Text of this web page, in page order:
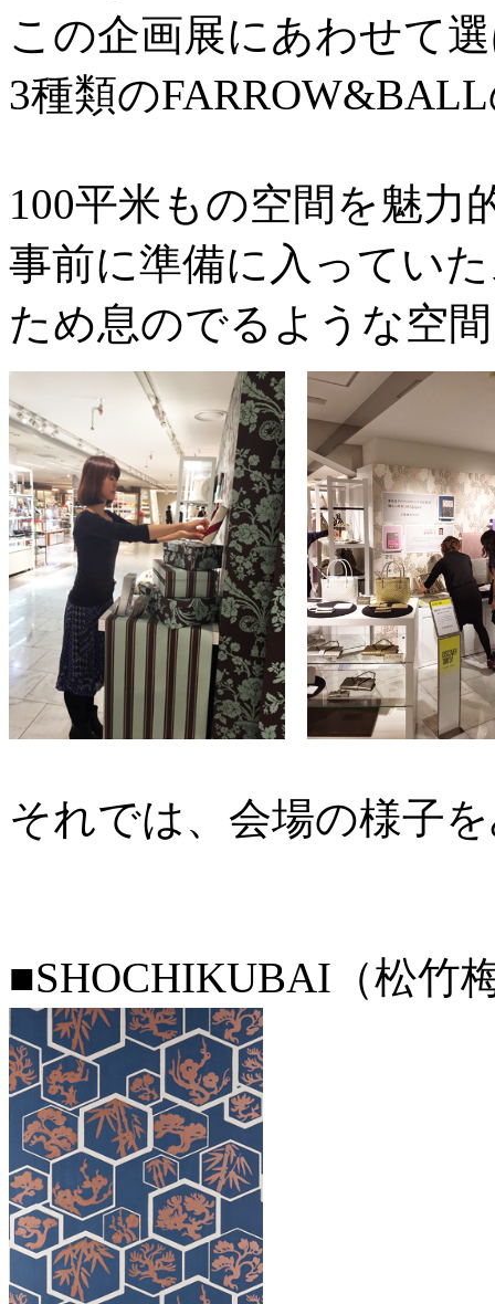
この企画展にあわせて
3種類の
100平米もの空間を魅力
事前に準備に入ってい
ため息のでるような空
それでは、会場の様子
■SHOCHIKUBAI（松竹